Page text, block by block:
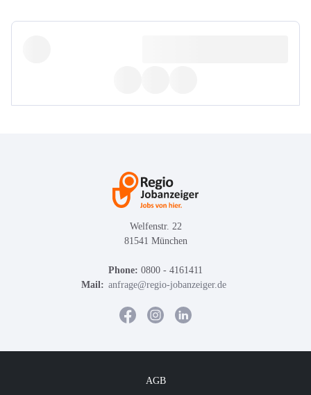
Welfenstr. 22
81541 München
Phone: 0800 - 4161411
Mail: anfrage@regio-jobanzeiger.de
AGB